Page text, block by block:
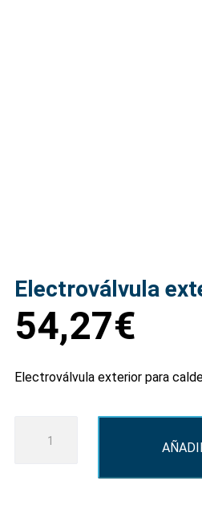
Electroválvula
54,27€
Electroválvula exterior para
exterior